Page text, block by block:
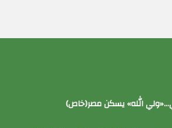
الله» يسكن مصر(خاص)